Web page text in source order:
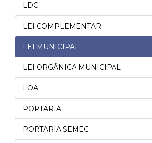
LDO
LEI COMPLEMENTAR
LEI MUNICIPAL
LEI ORGÂNICA MUNICIPAL
LOA
PORTARIA
PORTARIA.SEMEC